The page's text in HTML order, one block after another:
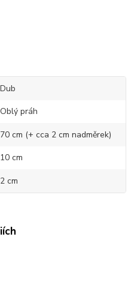
Dub
Oblý práh
70 cm (+ cca 2 cm nadměrek)
10 cm
2 cm